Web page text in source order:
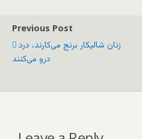
Previous Post
زنان شالیکار برنج می‌کارند، درد
درو می‌کنند